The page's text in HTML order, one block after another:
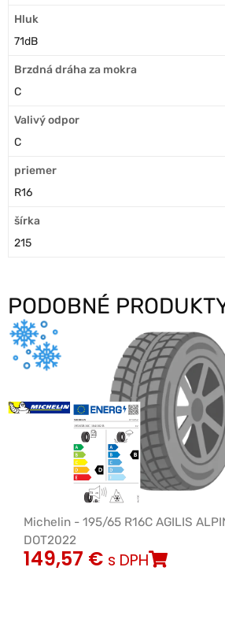
Hluk
71dB
Brzdná dráha za mokra
C
Valivý odpor
C
priemer
R16
šírka
215
PODOBNÉ
Michelin - 195/65 R16C AGILIS
DOT2022
149,57 € s DPH